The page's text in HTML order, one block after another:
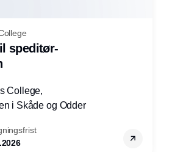
speditør-
College,
i Skåde og Odder